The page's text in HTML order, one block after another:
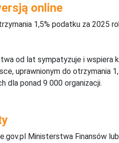
online
1,5% podatku za 2025
od lat sympatyzuje i wspiera
uprawnionym do otrzymania
dla ponad 9 000 organizacji.
Ministerstwa Finansów